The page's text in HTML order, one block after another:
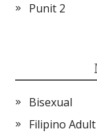
Punit 2
Bisexual
Filipino